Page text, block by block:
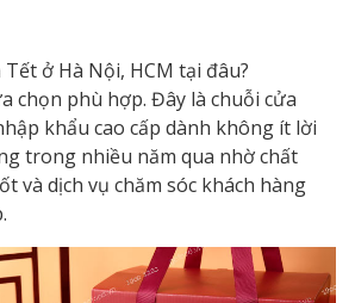
ở Hà Nội, HCM tại đâu?
chọn phù hợp. Đây là chuỗi cửa
khẩu cao cấp dành không ít lời
trong nhiều năm qua nhờ chất
và dịch vụ chăm sóc khách hàng